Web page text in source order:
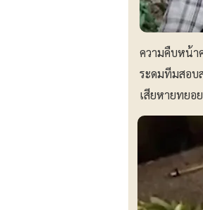
ความคืบหน้า
ระดมทีมสอบ
เสียหายทยอ